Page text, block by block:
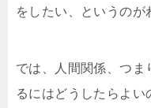
をしたい、というのが
では、人間関係、つま
るにはどうしたらよい